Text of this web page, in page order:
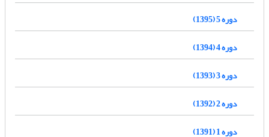
دوره 5 (1395)
دوره 4 (1394)
دوره 3 (1393)
دوره 2 (1392)
دوره 1 (1391)